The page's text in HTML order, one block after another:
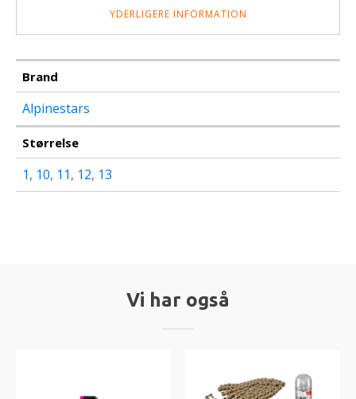
YDERLIGERE INFORMATION
Brand
Alpinestars
Størrelse
1, 10, 11, 12, 13
Vi har også